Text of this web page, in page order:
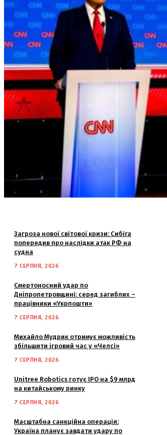
Загроза нової світової кризи: Сибіга
попередив про наслідки атак РФ на
судна
7 СЕРПНЯ, 2026
Смертоносний удар по
Дніпропетровщині: серед загиблих –
працівники «Укрпошти»
7 СЕРПНЯ, 2026
Михайло Мудрик отримує можливість
збільшити ігровий час у «Челсі»
7 СЕРПНЯ, 2026
Unitree Robotics готує IPO на $9 млрд
на китайському ринку
7 СЕРПНЯ, 2026
Масштабна санкційна операція:
Україна планує завдати удару по